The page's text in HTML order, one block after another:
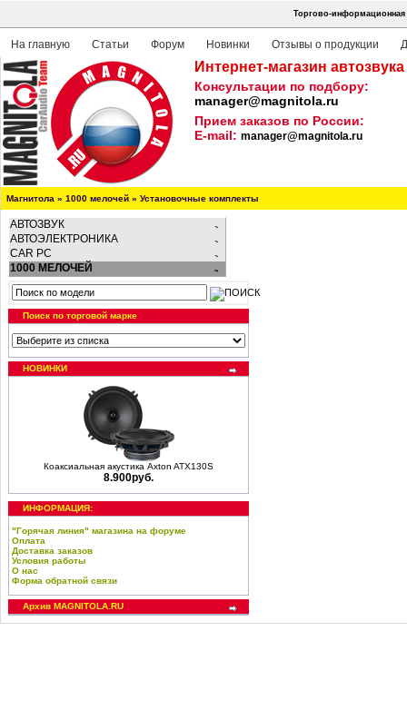
Торгово-информационная
На главную Статьи Форум Новинки Отзывы о продукции
Интернет-магазин
Консультации по подбору:
manager@magnitola.ru
Прием заказов по России:
E-mail: manager@magnitola.ru
Магнитола » 1000 мелочей » Установочные комплекты
АВТОЗВУК
АВТОЭЛЕКТРОНИКА
CAR PC
1000 МЕЛОЧЕЙ
Поиск по торговой марке
НОВИНКИ
Коаксиальная акустика Axton ATX130S
8.900руб.
ИНФОРМАЦИЯ:
"Горячая линия" магазина на форуме
Оплата
Доставка заказов
Условия работы
О нас
Форма обратной связи
Архив MAGNITOLA.RU